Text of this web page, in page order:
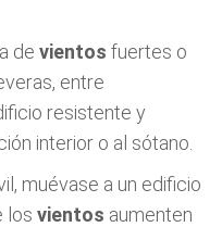
de vientos fuertes o
entre
resistente y
interior o al sótano.
muévase a un edificio
los vientos aumenten